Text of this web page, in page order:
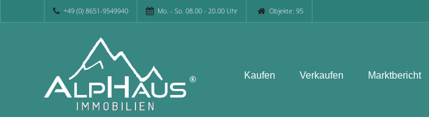
+49 (0) 8651-9549940 Mo. - So. 08.00 - 20.00 Uhr Objekte: 95
Kaufen Verkaufen Marktbericht